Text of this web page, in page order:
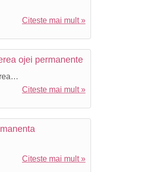
Citeste mai mult »
ojei permanente
Citeste mai mult »
Citeste mai mult »